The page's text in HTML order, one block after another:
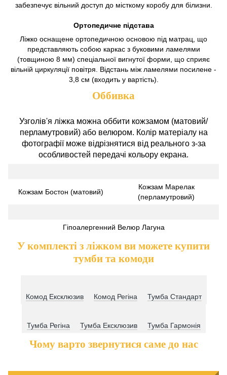
забезпечує вільний доступ до місткому коробу для білизни.
Ортопедичне підстава
Ліжко оснащене ортопедичною основою під матрац, що
представляють собою каркас з буковими ламелями
(товщиною 8 мм) спеціальної вигнутої форми, що сприяє
вільній циркуляції повітря. Відстань між ламелями посилене -
3,8 см (входить у вартість).
Оббивка
Узголів'я ліжка можна оббити кожзамом (матовий/
перламутровий) або велюром. Колір матеріалу на
фотографії може відрізнятися від реального з-за
особливостей передачі кольору екрана.
Кожзам Бостон (матовий)
Кожзам Марелак
(перламутровий)
Гіпоалергенний Велюр Лагуна
У комплекті з ліжком ви можете купити
тумби та комоди
Комод Ексклюзив Комод Регіна Тумба Стандарт
Тумба Регіна Тумба Ексклюзив Тумба Гармонія
Чому варто звернутися саме до нас